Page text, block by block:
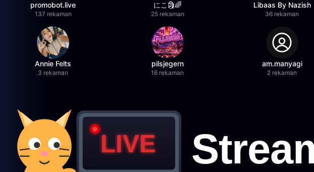
promobot.live
137 rekaman
にこ🗿🌈
25 rekaman
Libaas By Nazish
36 rekaman
Annie Felts
3 rekaman
pilsjegern
16 rekaman
am.manyagi
2 rekaman